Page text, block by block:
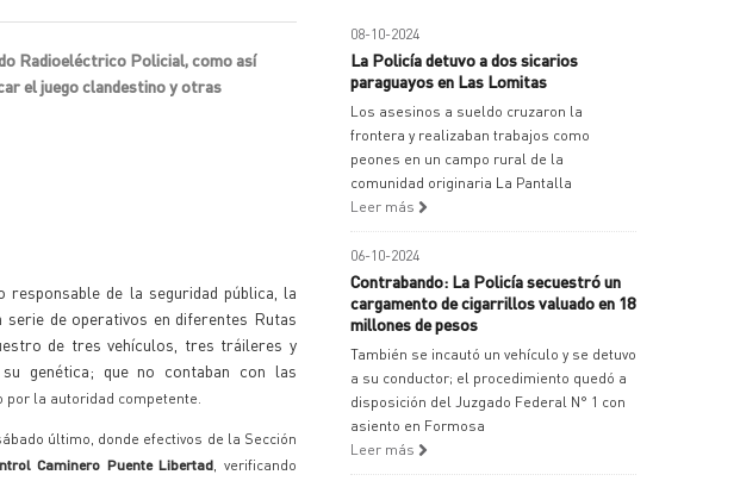
Radioeléctrico Policial, como así
el juego clandestino y otras
de la seguridad pública, la
de operativos en diferentes Rutas
de tres vehículos, tres tráileres y
genética; que no contaban con las
por la autoridad competente.
último, donde efectivos de la Sección
Caminero Puente Libertad, verificando
08-10-2024
La Policía detuvo a dos sicarios
paraguayos en Las Lomitas
Los asesinos a sueldo cruzaron la
frontera y realizaban trabajos como
peones en un campo rural de la
comunidad originaria La Pantalla
Leer más
06-10-2024
Contrabando: La Policía secuestró un
cargamento de cigarrillos valuado en 18
millones de pesos
También se incautó un vehículo y se detuvo
a su conductor; el procedimiento quedó a
disposición del Juzgado Federal N° 1 con
asiento en Formosa
Leer más